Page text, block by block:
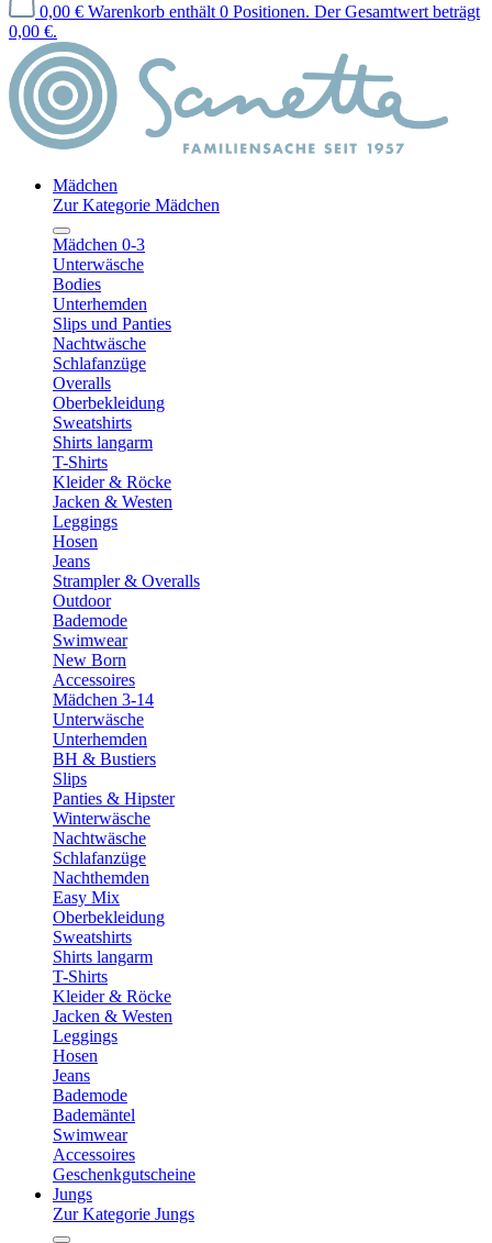
0,00 € Warenkorb enthält 0 Positionen. Der Gesamtwert beträgt
0,00 €.
Mädchen
Zur Kategorie Mädchen
Mädchen 0-3
Unterwäsche
Bodies
Unterhemden
Slips und Panties
Nachtwäsche
Schlafanzüge
Overalls
Oberbekleidung
Sweatshirts
Shirts langarm
T-Shirts
Kleider & Röcke
Jacken & Westen
Leggings
Hosen
Jeans
Strampler & Overalls
Outdoor
Bademode
Swimwear
New Born
Accessoires
Mädchen 3-14
Unterwäsche
Unterhemden
BH & Bustiers
Slips
Panties & Hipster
Winterwäsche
Nachtwäsche
Schlafanzüge
Nachthemden
Easy Mix
Oberbekleidung
Sweatshirts
Shirts langarm
T-Shirts
Kleider & Röcke
Jacken & Westen
Leggings
Hosen
Jeans
Bademode
Bademäntel
Swimwear
Accessoires
Geschenkgutscheine
Jungs
Zur Kategorie Jungs